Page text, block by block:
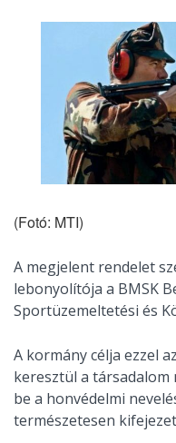
(Fotó: MTI)
A megjelent rendelet
lebonyolítója a BMSK
Sportüzemeltetési és
A kormány célja ezzel
keresztül a
be a honvédelmi
természetesen